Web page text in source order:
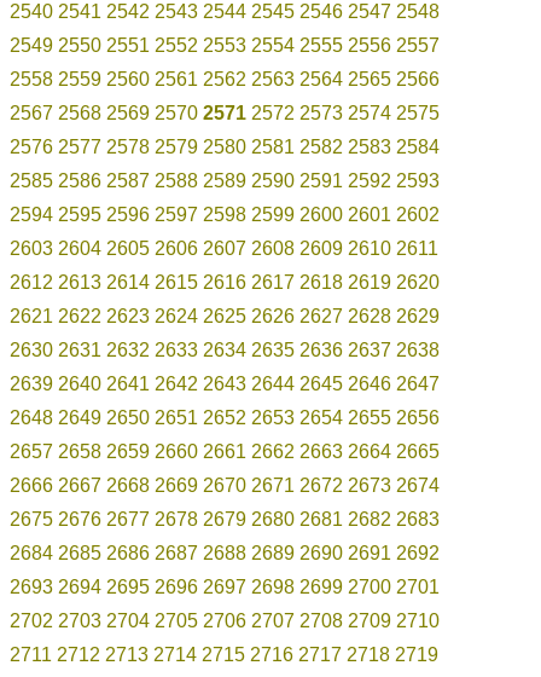
2540 2541 2542 2543 2544 2545 2546 2547 2548
2549 2550 2551 2552 2553 2554 2555 2556 2557
2558 2559 2560 2561 2562 2563 2564 2565 2566
2567 2568 2569 2570 2571 2572 2573 2574 2575
2576 2577 2578 2579 2580 2581 2582 2583 2584
2585 2586 2587 2588 2589 2590 2591 2592 2593
2594 2595 2596 2597 2598 2599 2600 2601 2602
2603 2604 2605 2606 2607 2608 2609 2610 2611
2612 2613 2614 2615 2616 2617 2618 2619 2620
2621 2622 2623 2624 2625 2626 2627 2628 2629
2630 2631 2632 2633 2634 2635 2636 2637 2638
2639 2640 2641 2642 2643 2644 2645 2646 2647
2648 2649 2650 2651 2652 2653 2654 2655 2656
2657 2658 2659 2660 2661 2662 2663 2664 2665
2666 2667 2668 2669 2670 2671 2672 2673 2674
2675 2676 2677 2678 2679 2680 2681 2682 2683
2684 2685 2686 2687 2688 2689 2690 2691 2692
2693 2694 2695 2696 2697 2698 2699 2700 2701
2702 2703 2704 2705 2706 2707 2708 2709 2710
2711 2712 2713 2714 2715 2716 2717 2718 2719